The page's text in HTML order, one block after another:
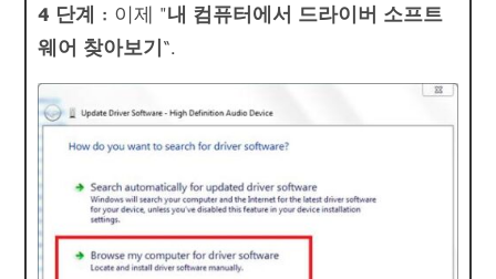
4 단계 : 이제 "내 컴퓨터에서 드라이버 소프트
웨어 찾아보기“.